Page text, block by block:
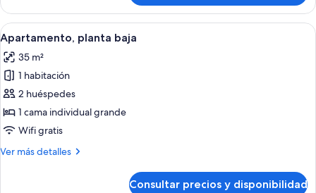
planta
baja
Abrir
todas
las
fotos
de
Apartamento,
planta
Un dormitorio con cama, un cuadro
3
Apartamento, planta baja
35 m²
1 habitación
2 huéspedes
1 cama individual grande
Wifi gratis
Ver más detalles
Más
Consultar precios y disponibilidad